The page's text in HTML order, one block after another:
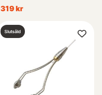
319 kr
Slutsåld